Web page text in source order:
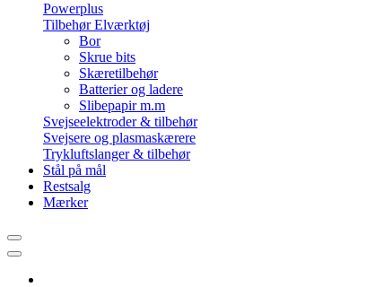
Powerplus
Tilbehør Elværktøj
Bor
Skrue bits
Skæretilbehør
Batterier og ladere
Slibepapir m.m
Svejseelektroder & tilbehør
Svejsere og plasmaskærere
Trykluftslanger & tilbehør
Stål på mål
Restsalg
Mærker